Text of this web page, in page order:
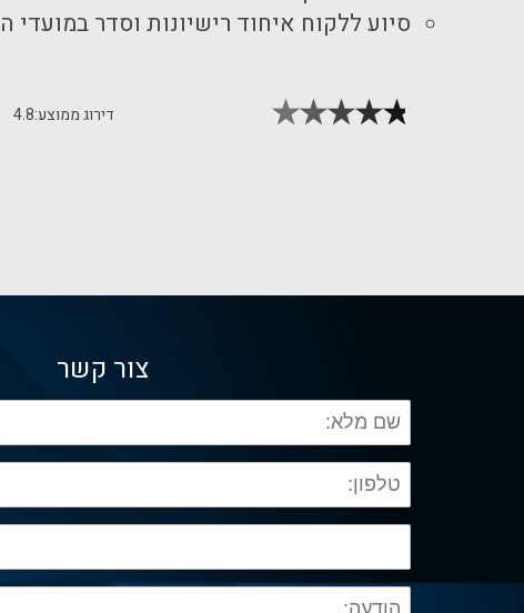
סיוע ללקוח איחוד רישיונות וסדר במועדי
דירוג ממוצע:4.8
צור קשר